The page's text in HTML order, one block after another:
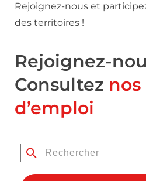
Rejoignez-nous et
des territoires !
Rejoignez-
Consultez
d’emploi